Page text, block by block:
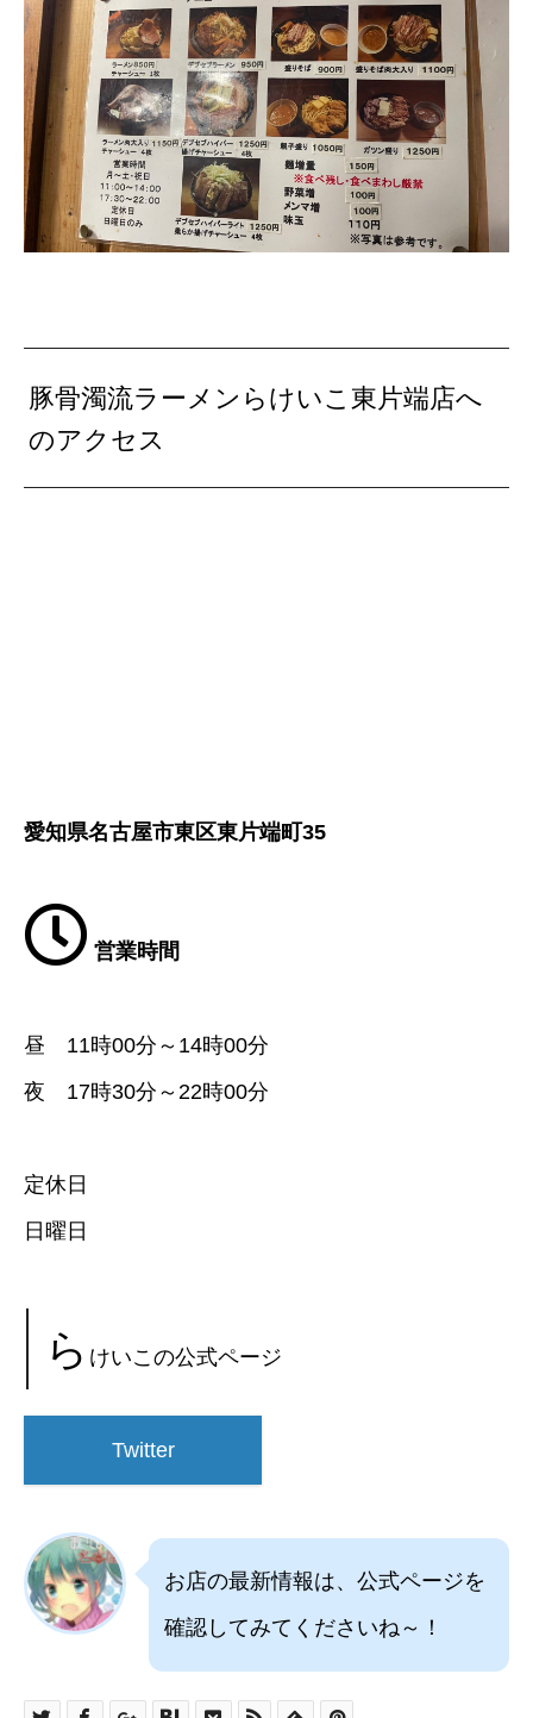
豚骨濁流ラーメンらけいこ東片端店へ
のアクセス
愛知県名古屋市東区東片端町35
営業時間
昼 11時00分～14時00分
夜 17時30分～22時00分
定休日
日曜日
ら けいこの公式ページ
Twitter
お店の最新情報は、公式ページを
確認してみてくださいね～！